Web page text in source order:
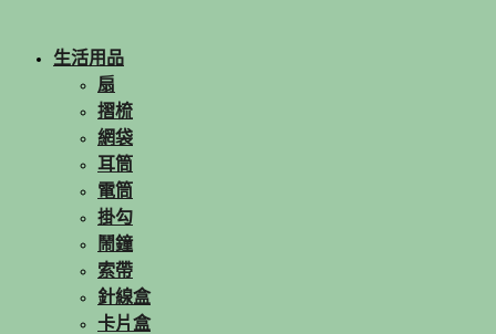
生活用品
扇
摺梳
網袋
耳筒
電筒
掛勾
鬧鐘
索帶
針線盒
卡片盒